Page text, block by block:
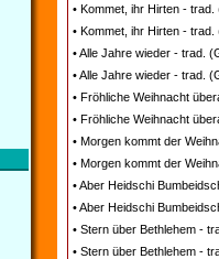
• Kommet, ihr Hirten -
• Kommet, ihr Hirten -
• Alle Jahre wieder - trad.
• Alle Jahre wieder - trad.
• Fröhliche Weihnacht
• Fröhliche Weihnacht
• Morgen kommt der
• Morgen kommt der
• Aber Heidschi
• Aber Heidschi
• Stern über Bethlehem -
• Stern über Bethlehem -